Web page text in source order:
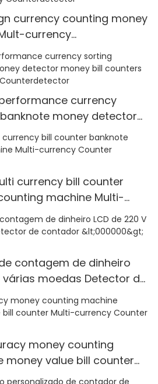
currency counting money
currency
performance currency
money detector
for sale Mult-currency
currency bill counter
machine Multi-
Detector
contagem de dinheiro
várias moedas Detector de
de várias moedas
money counting
money value bill counter
<000000> Detector